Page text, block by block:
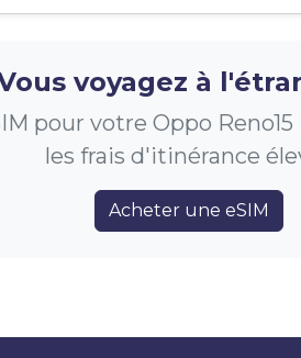
voyagez à
pour votre Oppo
les frais d'itinérance
Acheter une eSIM